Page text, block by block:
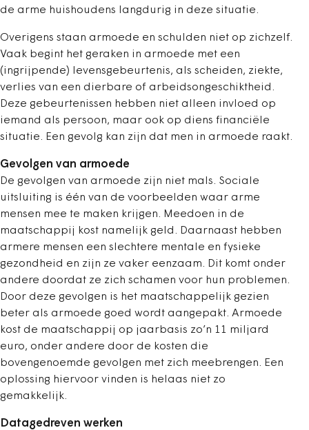
de arme huishoudens langdurig in deze situatie.
Overigens staan armoede en schulden niet op zichzelf.
Vaak begint het geraken in armoede met een
(ingrijpende) levensgebeurtenis, als scheiden, ziekte,
verlies van een dierbare of arbeidsongeschiktheid.
Deze gebeurtenissen hebben niet alleen invloed op
iemand als persoon, maar ook op diens financiële
situatie. Een gevolg kan zijn dat men in armoede raakt.
Gevolgen van armoede
De gevolgen van armoede zijn niet mals. Sociale
uitsluiting is één van de voorbeelden waar arme
mensen mee te maken krijgen. Meedoen in de
maatschappij kost namelijk geld. Daarnaast hebben
armere mensen een slechtere mentale en fysieke
gezondheid en zijn ze vaker eenzaam. Dit komt onder
andere doordat ze zich schamen voor hun problemen.
Door deze gevolgen is het maatschappelijk gezien
beter als armoede goed wordt aangepakt. Armoede
kost de maatschappij op jaarbasis zo’n 11 miljard
euro, onder andere door de kosten die
bovengenoemde gevolgen met zich meebrengen. Een
oplossing hiervoor vinden is helaas niet zo
gemakkelijk.
Datagedreven werken